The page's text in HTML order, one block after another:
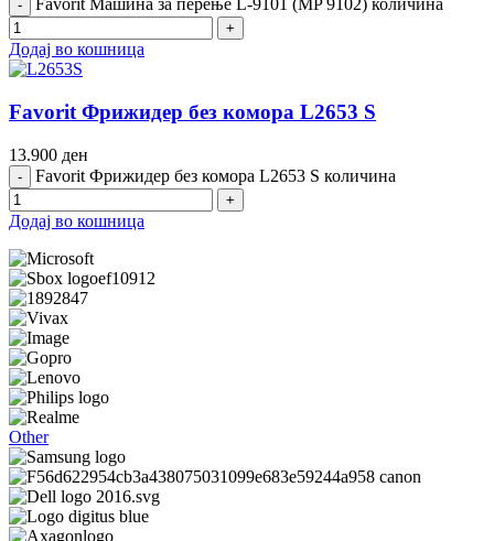
Favorit Машина за перење L-9101 (MP 9102) количина
Додај во кошница
Favorit Фрижидер без комора L2653 S
13.900 ден
Favorit Фрижидер без комора L2653 S количина
Додај во кошница
Other